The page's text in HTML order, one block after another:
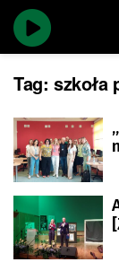
Tag: szkoła